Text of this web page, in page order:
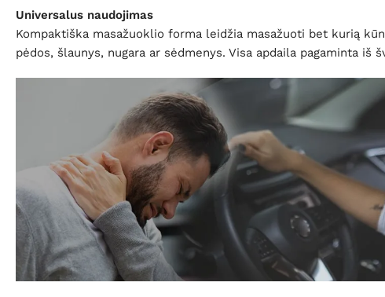
Universalus naudojimas
Kompaktiška masažuoklio forma leidžia masažuoti bet kurią
pėdos, šlaunys, nugara ar sėdmenys. Visa apdaila pagaminta